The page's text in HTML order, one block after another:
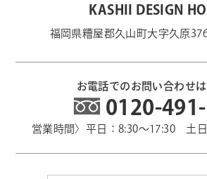
KASHII DESIGN
福岡県糟屋郡久山町大字久原
お電話でのお問い合わせ
0120-
営業時間〉平日：8:30～17:30 土